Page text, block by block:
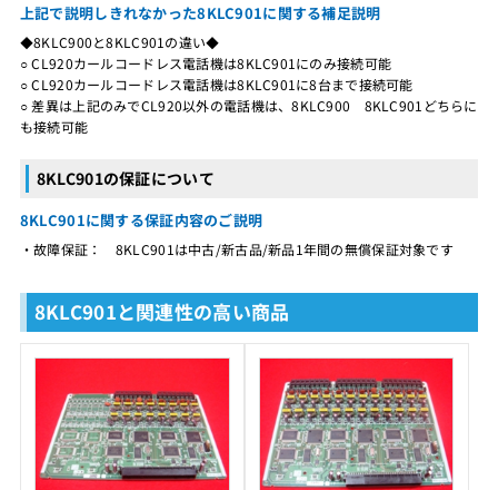
上記で説明しきれなかった8KLC901に関する補足説明
◆8KLC900と8KLC901の違い◆
○ CL920カールコードレス電話機は8KLC901にのみ接続可能
○ CL920カールコードレス電話機は8KLC901に8台まで接続可能
○ 差異は上記のみでCL920以外の電話機は、8KLC900 8KLC901どちらに
も接続可能
8KLC901の保証について
8KLC901に関する保証内容のご説明
・故障保証： 8KLC901は中古/新古品/新品1年間の無償保証対象です
8KLC901と関連性の高い商品